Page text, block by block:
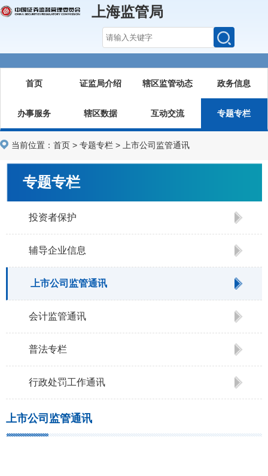
上海监管局
首页 证监局介绍 辖区监管动态 政务信息
办事服务 辖区数据 互动交流 专题专栏
当前位置： 首页 > 专题专栏 > 上市公司监管通讯
专题专栏
投资者保护
辅导企业信息
上市公司监管通讯
会计监管通讯
普法专栏
行政处罚工作通讯
上市公司监管通讯